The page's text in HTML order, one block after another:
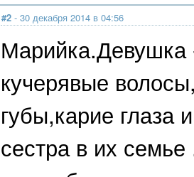
#2 - 30 декабря 2014 в 04:56
Марийка.Девушка
кучерявые
губы,карие глаза
сестра в их